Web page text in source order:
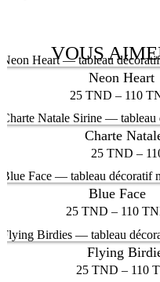
VOUS
Neon Heart
25 TND – 110
Charte
25 TND –
Blue Face
25 TND – 110
Flying
25 TND – 110